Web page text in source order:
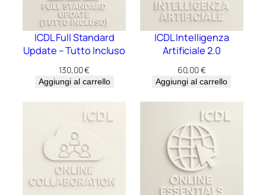
ICDL Full Standard
Update – Tutto Incluso
130,00€
Aggiungi al carrello
ICDL Intelligenza
Artificiale 2.0
60,00€
Aggiungi al carrello